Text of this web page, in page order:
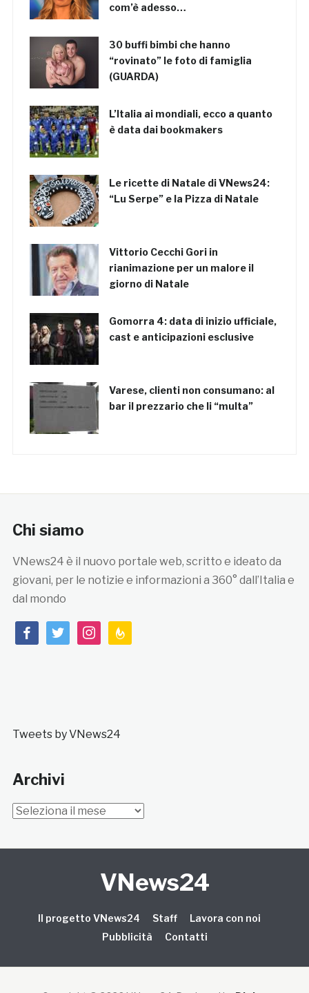
com’è adesso…
30 buffi bimbi che hanno
“rovinato” le foto di famiglia
(GUARDA)
L’Italia ai mondiali, ecco a quanto
è data dai bookmakers
Le ricette di Natale di VNews24:
“Lu Serpe” e la Pizza di Natale
Vittorio Cecchi Gori in
rianimazione per un malore il
giorno di Natale
Gomorra 4: data di inizio ufficiale,
cast e anticipazioni esclusive
Varese, clienti non consumano: al
bar il prezzario che li “multa”
Chi siamo
VNews24 è il nuovo portale web, scritto e ideato da
giovani, per le notizie e informazioni a 360° dall’Italia e
dal mondo
facebooktwitterinstagramfeedburner
Tweets by VNews24
Archivi
Archivi
VNews24
Il progetto VNews24 Staff
Lavora con noi
Pubblicità
Contatti